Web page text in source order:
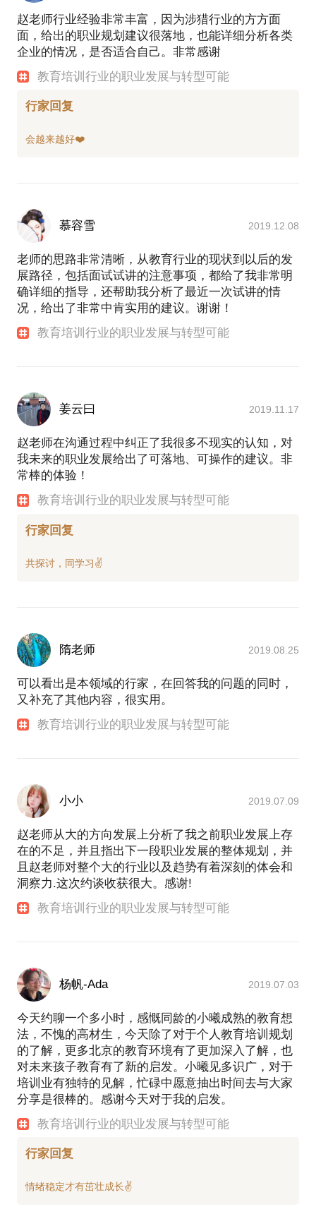
赵老师行业经验非常丰富，因为涉猎行业的方方面
面，给出的职业规划建议很落地，也能详细分析各类
企业的情况，是否适合自己。非常感谢
教育培训行业的职业发展与转型可能
行家回复
慕容雪 2019.12.08
老师的思路非常清晰，从教育行业的现状到以后的发
展路径，包括面试试讲的注意事项，都给了我非常明
确详细的指导，还帮助我分析了最近一次试讲的情
况，给出了非常中肯实用的建议。谢谢！
教育培训行业的职业发展与转型可能
姜云曰 2019.11.17
赵老师在沟通过程中纠正了我很多不现实的认知，对
我未来的职业发展给出了可落地、可操作的建议。非
常棒的体验！
教育培训行业的职业发展与转型可能
行家回复
隋老师 2019.08.25
可以看出是本领域的行家，在回答我的问题的同时，
又补充了其他内容，很实用。
教育培训行业的职业发展与转型可能
小小 2019.07.09
赵老师从大的方向发展上分析了我之前职业发展上存
在的不足，并且指出下一段职业发展的整体规划，并
且赵老师对整个大的行业以及趋势有着深刻的体会和
洞察力.这次约谈收获很大。感谢!
教育培训行业的职业发展与转型可能
杨帆-Ada 2019.07.03
今天约聊一个多小时，感慨同龄的小曦成熟的教育想
法，不愧的高材生，今天除了对于个人教育培训规划
的了解，更多北京的教育环境有了更加深入了解，也
对未来孩子教育有了新的启发。小曦见多识广，对于
培训业有独特的见解，忙碌中愿意抽出时间去与大家
分享是很棒的。感谢今天对于我的启发。
教育培训行业的职业发展与转型可能
行家回复